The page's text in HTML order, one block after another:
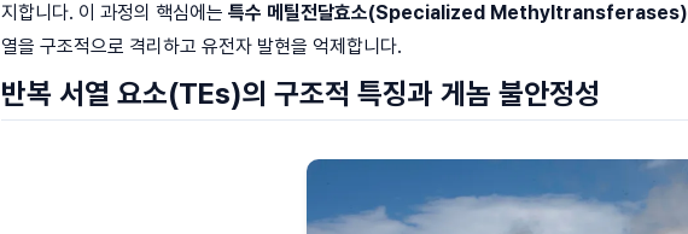
지합니다. 이 과정의 핵심에는 특수 메틸전달효소(Specialized Methyltransferases)
열을 구조적으로 격리하고 유전자 발현을 억제합니다.
반복 서열 요소(TEs)의 구조적 특징과 게놈 불안정성